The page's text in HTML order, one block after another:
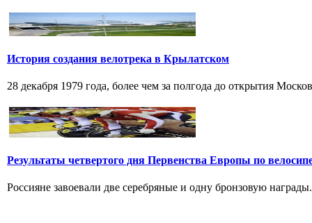
История создания велотрека в Крылатском
28 декабря 1979 года, более чем за полгода до открытия
Результаты четвертого дня Первенства Европы по
Россияне завоевали две серебряные и одну бронзовую